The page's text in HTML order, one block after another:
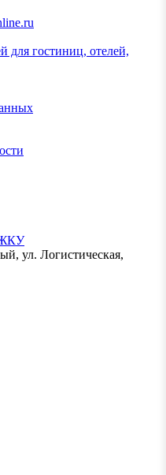
для гостиниц, отелей,
ул. Логистическая,